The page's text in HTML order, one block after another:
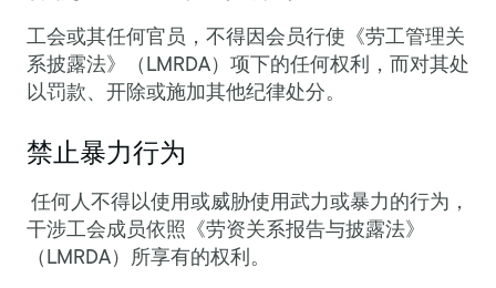
工会或其任何官员，不得因会员行使《劳工管理关
系披露法》（LMRDA）项下的任何权利，而对其处
以罚款、开除或施加其他纪律处分。
禁止暴力行为
任何人不得以使用或威胁使用武力或暴力的行为，
干涉工会成员依照《劳资关系报告与披露法》
（LMRDA）所享有的权利。